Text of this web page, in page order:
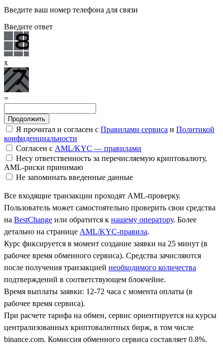
Введите ваш номер телефона для связи
Введите ответ
x
=
Я прочитал и согласен с Правилами сервиса и Политикой
конфиденциальности
Согласен с AML/KYC — правилами
Несу ответственность за перечисляемую криптовалюту,
AML-риски принимаю
Не запоминать введенные данные
Все входящие транзакции проходят AML-проверку.
Пользователь может самостоятельно проверить свои средства
на BestChange или обратится к нашему оператору. Более
детально на странице AML/KYC-правила.
Курс фиксируется в момент создание заявки на 25 минут (в
рабочее время обменного сервиса). Средства зачисляются
после получения транзакцией необходимого количества
подтверждений в соответствующем блокчейне.
Время выплаты заявки: 12-72 часа с момента оплаты (в
рабочее время сервиса).
При расчете тарифа на обмен, сервис ориентируется на курсы
централизованных криптовалютных бирж, в том числе
binance.com. Комиссия обменного сервиса составляет 0.8%.